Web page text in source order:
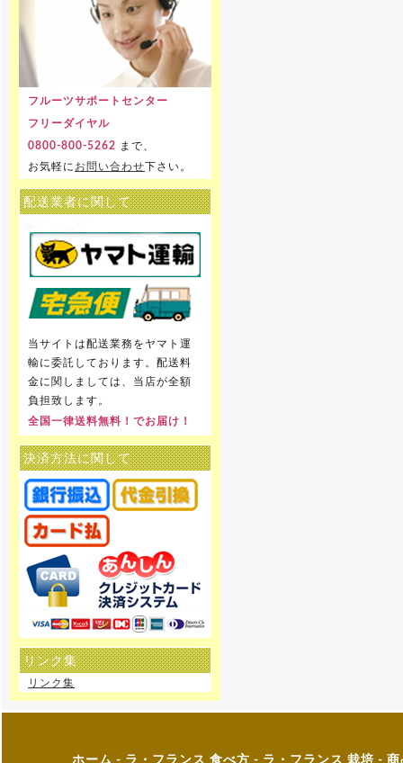
フルーツサポートセンター
フリーダイヤル
0800-800-5262
まで、
お気軽に お問い合わせ下さい。
配送業者に関して
当サイトは配送業務をヤマト運
輸に委託しております。配送料
金に関しましては、当店が全額
負担致します。
全国一律送料無料！でお届け！
決済方法に関して
リンク集
リンク集
ホーム - ラ・フランス 食べ方 - ラ・フランス 栽培 - 商